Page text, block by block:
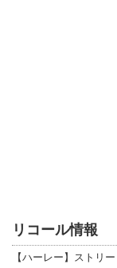
リコール情報
【ハーレー】ストリ